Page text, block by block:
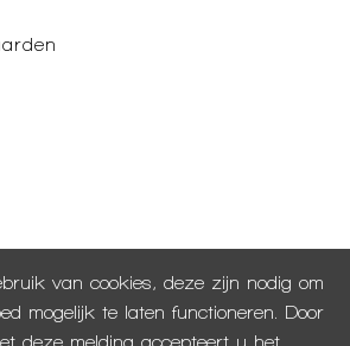
van cookies, deze zijn nodig om
mogelijk te laten functioneren. Door
deze melding accepteert u het